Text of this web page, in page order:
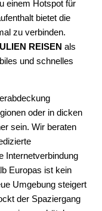
einem Hotspot für
bietet die
zu verbinden.
REISEN als
und schnelles
oder in dicken
sein. Wir beraten
Internetverbindung
Europas ist kein
Umgebung steigert
der Spaziergang